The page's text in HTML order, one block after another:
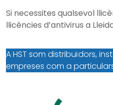
Si necessites qualsevol
llicències d’antivirus a
A HST som distribuïdors,
empreses com a